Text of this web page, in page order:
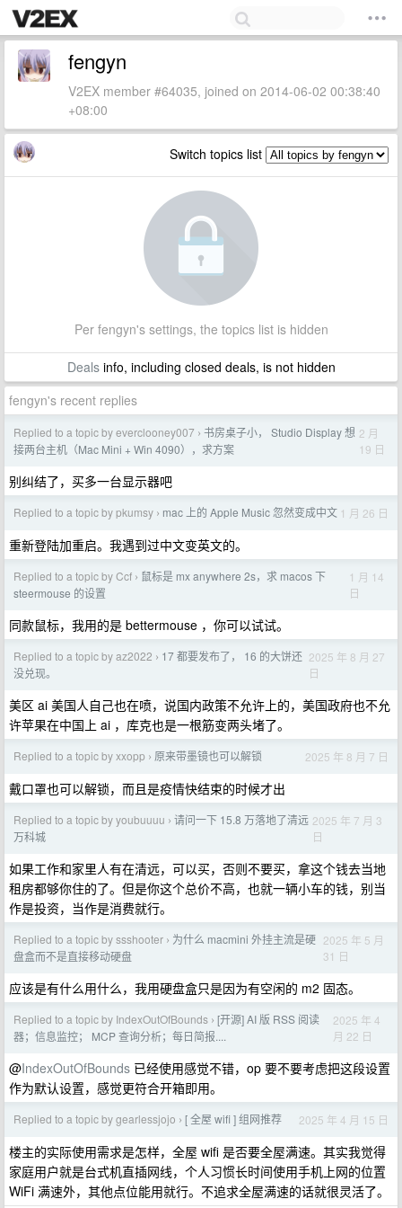
fengyn
V2EX member #64035, joined on 2014-06-02 00:38:40
+08:00
Switch topics list
Per fengyn's settings, the topics list is hidden
Dealsinfo, including closed deals, is not hidden
fengyn's recent replies
Replied to a topic by everclooney007 › 书房桌子小， Studio Display 想
接两台主机（Mac Mini + Win 4090），求方案
2 月
19 日
别纠结了，买多一台显示器吧
Replied to a topic by pkumsy › mac 上的 Apple Music 忽然变成中文 1 月 26 日
重新登陆加重启。我遇到过中文变英文的。
Replied to a topic by Ccf › 鼠标是 mx anywhere 2s，求 macos 下
steermouse 的设置
1 月 14
日
同款鼠标，我用的是 bettermouse ，你可以试试。
Replied to a topic by az2022 › 17 都要发布了， 16 的大饼还
没兑现。
2025 年 8 月 27
日
美区 ai 美国人自己也在喷，说国内政策不允许上的，美国政府也不允
许苹果在中国上 ai ，库克也是一根筋变两头堵了。
Replied to a topic by xxopp › 原来带墨镜也可以解锁 2025 年 8 月 7 日
戴口罩也可以解锁，而且是疫情快结束的时候才出
Replied to a topic by youbuuuu › 请问一下 15.8 万落地了清远
万科城
2025 年 7 月 3
日
如果工作和家里人有在清远，可以买，否则不要买，拿这个钱去当地
租房都够你住的了。但是你这个总价不高，也就一辆小车的钱，别当
作是投资，当作是消费就行。
Replied to a topic by ssshooter › 为什么 macmini 外挂主流是硬
盘盒而不是直接移动硬盘
2025 年 5 月
31 日
应该是有什么用什么，我用硬盘盒只是因为有空闲的 m2 固态。
Replied to a topic by IndexOutOfBounds › [开源] AI 版 RSS 阅读
器；信息监控； MCP 查询分析；每日简报....
2025 年 4
月 22 日
@IndexOutOfBounds 已经使用感觉不错，op 要不要考虑把这段设置
作为默认设置，感觉更符合开箱即用。
Replied to a topic by gearlessjojo › [ 全屋 wifi ] 组网推荐 2025 年 4 月 15 日
楼主的实际使用需求是怎样，全屋 wifi 是否要全屋满速。其实我觉得
家庭用户就是台式机直插网线，个人习惯长时间使用手机上网的位置
WiFi 满速外，其他点位能用就行。不追求全屋满速的话就很灵活了。